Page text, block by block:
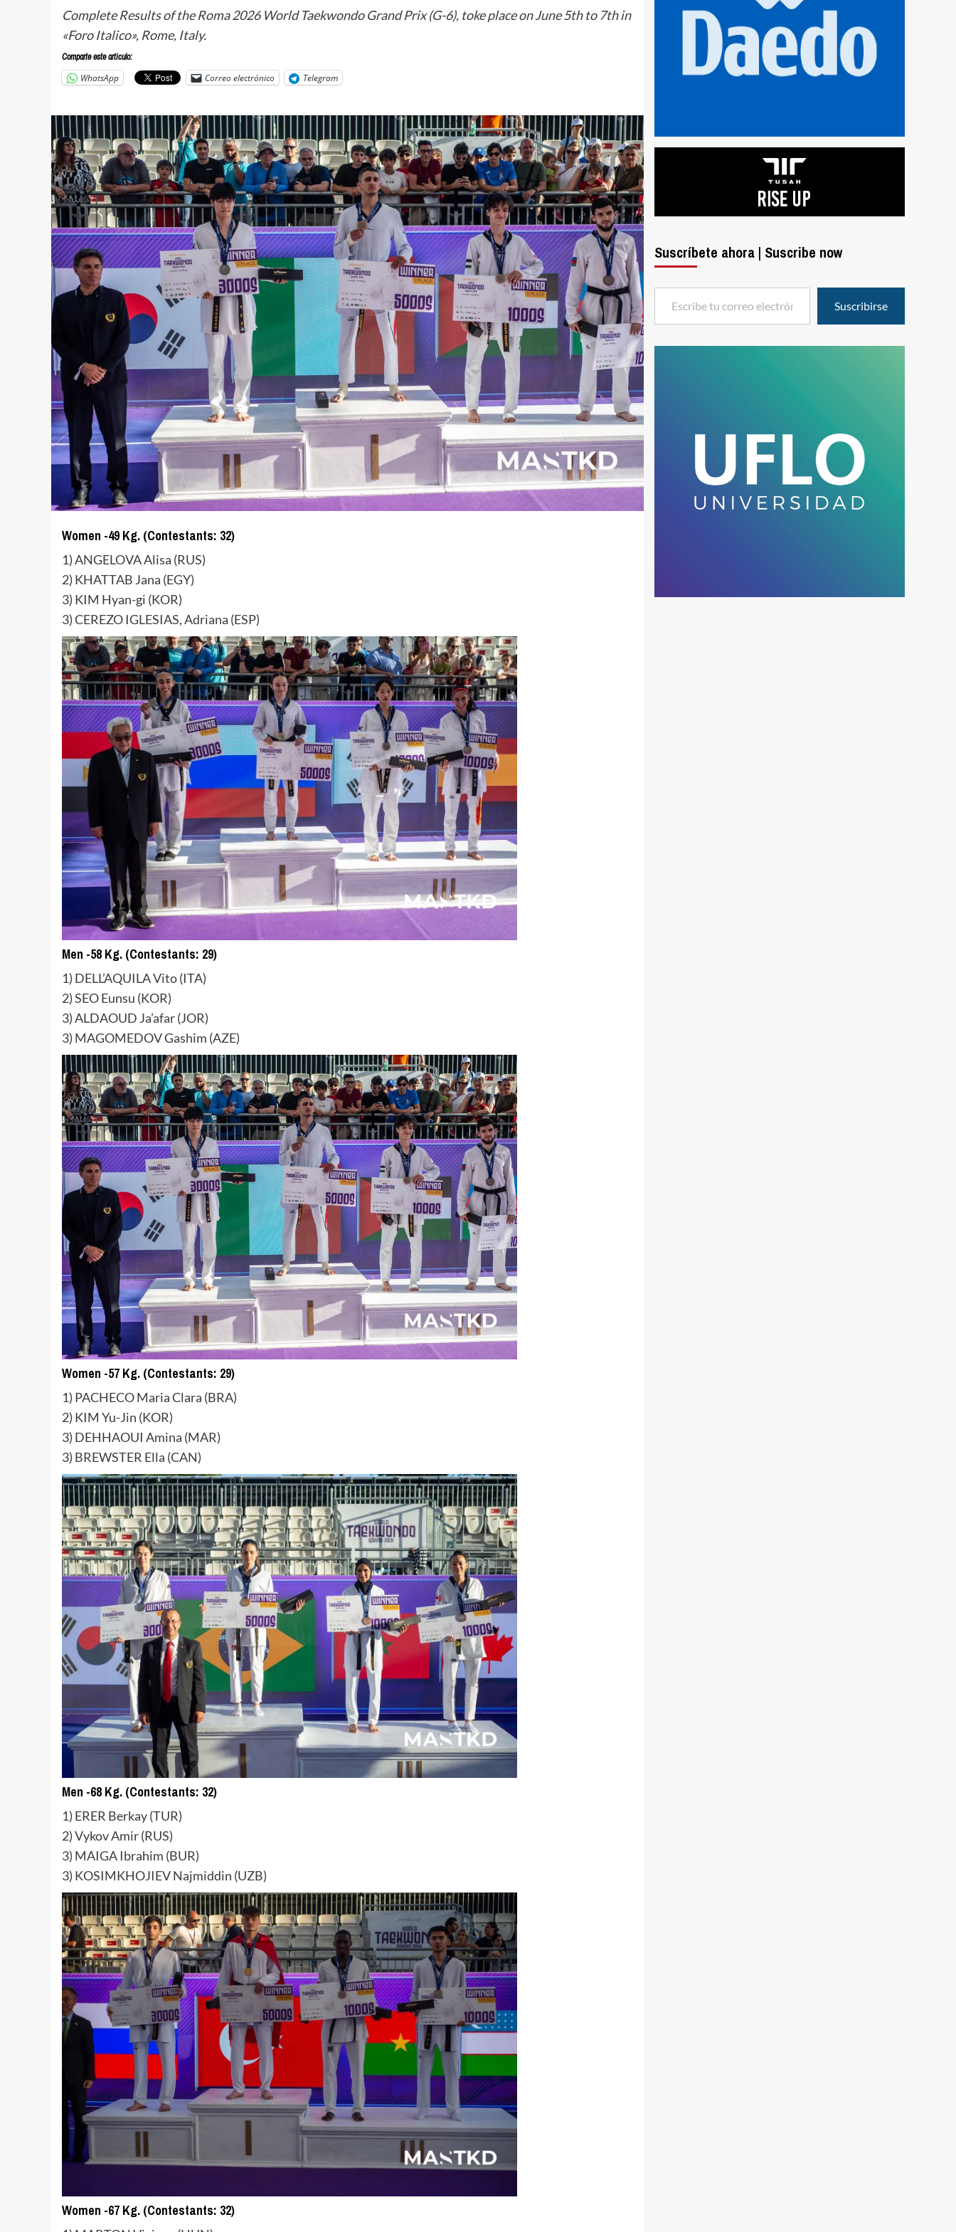
Complete Results of the Roma 2026 World Taekwondo Grand Prix (G-6), toke place on June 5th to 7th in
«Foro Italico», Rome, Italy.
Comparte este articulo:
WhatsApp Correo electrónico Telegram
Women -49 Kg. (Contestants: 32)
1) ANGELOVA Alisa (RUS)
2) KHATTAB Jana (EGY)
3) KIM Hyan-gi (KOR)
3) CEREZO IGLESIAS, Adriana (ESP)
Men -58 Kg. (Contestants: 29)
1) DELL’AQUILA Vito (ITA)
2) SEO Eunsu (KOR)
3) ALDAOUD Ja’afar (JOR)
3) MAGOMEDOV Gashim (AZE)
Women -57 Kg. (Contestants: 29)
1) PACHECO Maria Clara (BRA)
2) KIM Yu-Jin (KOR)
3) DEHHAOUI Amina (MAR)
3) BREWSTER Ella (CAN)
Men -68 Kg. (Contestants: 32)
1) ERER Berkay (TUR)
2) Vykov Amir (RUS)
3) MAIGA Ibrahim (BUR)
3) KOSIMKHOJIEV Najmiddin (UZB)
Women -67 Kg. (Contestants: 32)
Suscríbete ahora | Suscribe now
Escribe tu correo electrónico…
Suscribirse